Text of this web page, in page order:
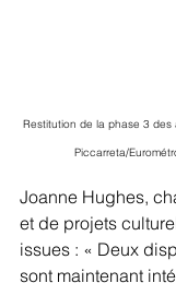
Restitution de la phase 3
Piccarreta/
Joanne Hughes,
et de projets
issues : « Deux
sont maintenant